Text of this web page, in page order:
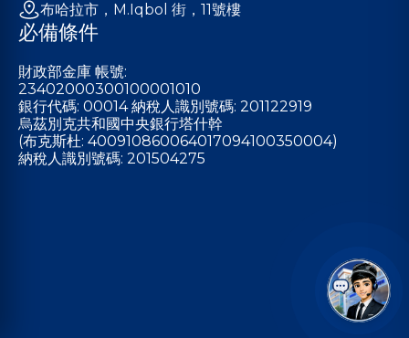
布哈拉市，M.Iqbol 街，11號樓
必備條件
財政部金庫 帳號:
23402000300100001010
銀行代碼: 00014 納稅人識別號碼: 201122919
烏茲別克共和國中央銀行塔什幹
(布克斯杜: 400910860064017094100350004)
納稅人識別號碼: 201504275